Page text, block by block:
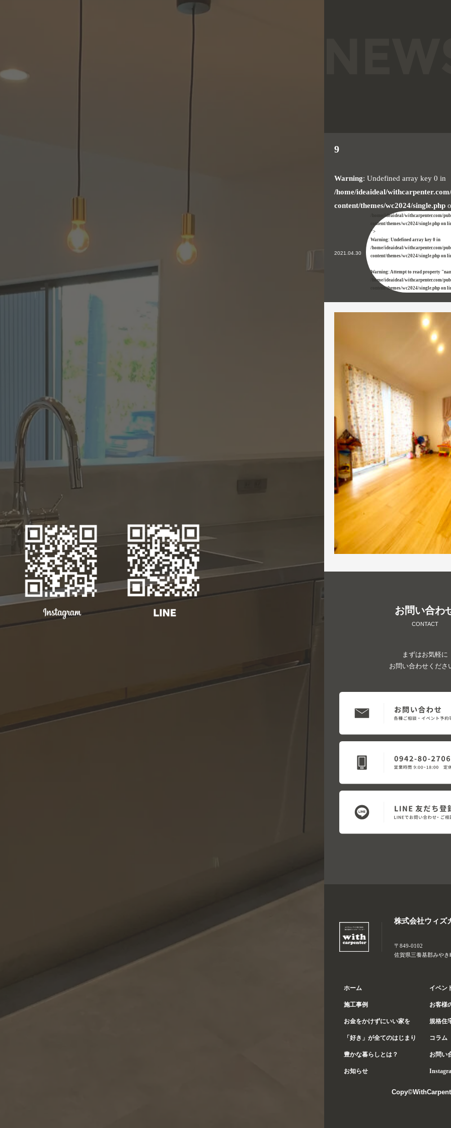
9
Warning: Undefined array key 0 in
/home/ideaideal/
content/themes/wc2024/single.php
2021.04.30
/home/ideaideal/withcarpenter.com/
content/themes/wc2024/single.php on
">
Warning: Undefined array key 0 in
/home/ideaideal/withcarpenter.com/
content/themes/wc2024/single.php on
Warning: Attempt to read property
/home/ideaideal/withcarpenter.com/
content/themes/wc2024/single.php on
お問い合わ
CONTACT
まずはお気軽に
お問い合わせくださ
株式会社ウィズ
〒849-0102
佐賀県三養基郡みや
ホーム
施工事例
お金をかけずにいい家を
「好き」が全てのはじまり
豊かな暮らしとは？
お知らせ
イベン
お客様
規格住
コラム
お問い